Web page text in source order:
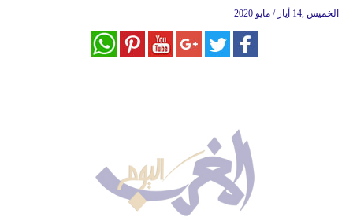
الخميس ,14 أيار / مايو 2020